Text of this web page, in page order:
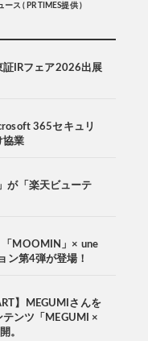
ース ( PR TIMES提供 )
証IRフェア2026出展
365セキュリ
協業
が「楽天ビューテ
MOOMIN」× une
ン第4弾が登場！
】MEGUMIさんを
ンツ「MEGUMI ×
。